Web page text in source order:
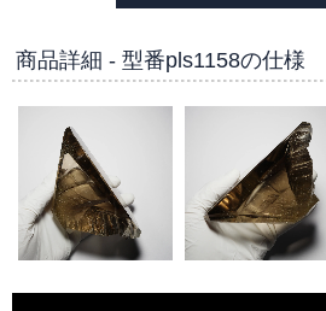
ヴィーナスヘアー・ゴールド
商品詳細 - 型番pls1158の仕様